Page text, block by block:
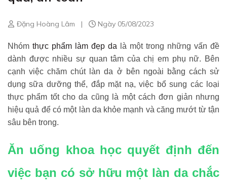
Đặng Hoàng Lâm | Ngày 05/08/2023
Nhóm thực phẩm làm đẹp da là một trong những vấn đề
dành được nhiều sự quan tâm của chị em phụ nữ. Bên
cạnh việc chăm chút làn da ở bên ngoài bằng cách sử
dụng sữa dưỡng thể, đắp mặt nạ, việc bổ sung các loại
thực phẩm tốt cho da cũng là một cách đơn giản nhưng
hiệu quả để có một làn da khỏe mạnh và căng mướt từ tận
sâu bên trong.
Ăn uống khoa học quyết định đến
việc bạn có sở hữu một làn da chắc